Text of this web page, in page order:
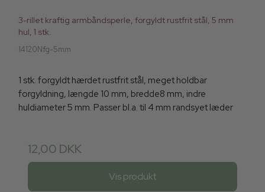
3-rillet kraftig armbåndsperle, forgyldt rustfrit stål, 5 mm
hul, 1 stk.
14120Nfg-5mm
1 stk. forgyldt hærdet rustfrit stål, meget holdbar
forgyldning, længde 10 mm, bredde8 mm, indre
huldiameter 5 mm. Passer bl.a. til 4 mm randsyet læder
12,00 DKK
Vis produkt